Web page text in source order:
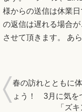
様からの送信は休業
の返信は遅れる場合
させて頂きます。 あ
春の訪れとともに
ょう！ 3月に気を
「ズ